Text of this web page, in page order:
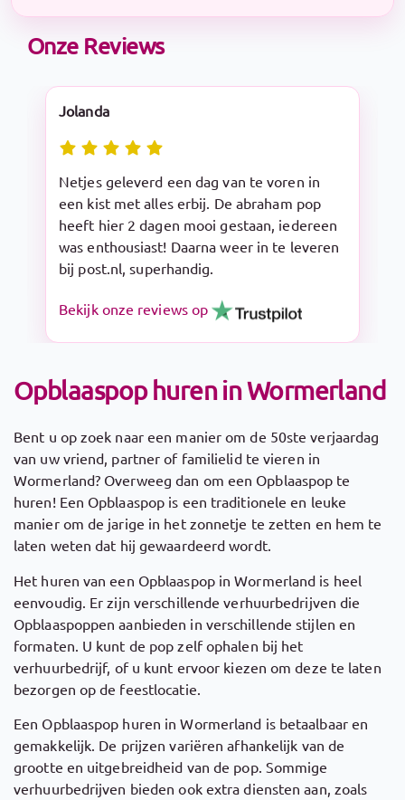
Onze Reviews
Nadine
Snelle levering en makkelijk op te zetten.
De Sarah pop is een aanrader!
Bekijk onze reviews op
Opblaaspop huren in Wormerland
Bent u op zoek naar een manier om de 50ste verjaardag
van uw vriend, partner of familielid te vieren in
Wormerland? Overweeg dan om een Opblaaspop te
huren! Een Opblaaspop is een traditionele en leuke
manier om de jarige in het zonnetje te zetten en hem te
laten weten dat hij gewaardeerd wordt.
Het huren van een Opblaaspop in Wormerland is heel
eenvoudig. Er zijn verschillende verhuurbedrijven die
Opblaaspoppen aanbieden in verschillende stijlen en
formaten. U kunt de pop zelf ophalen bij het
verhuurbedrijf, of u kunt ervoor kiezen om deze te laten
bezorgen op de feestlocatie.
Een Opblaaspop huren in Wormerland is betaalbaar en
gemakkelijk. De prijzen variëren afhankelijk van de
grootte en uitgebreidheid van de pop. Sommige
verhuurbedrijven bieden ook extra diensten aan, zoals